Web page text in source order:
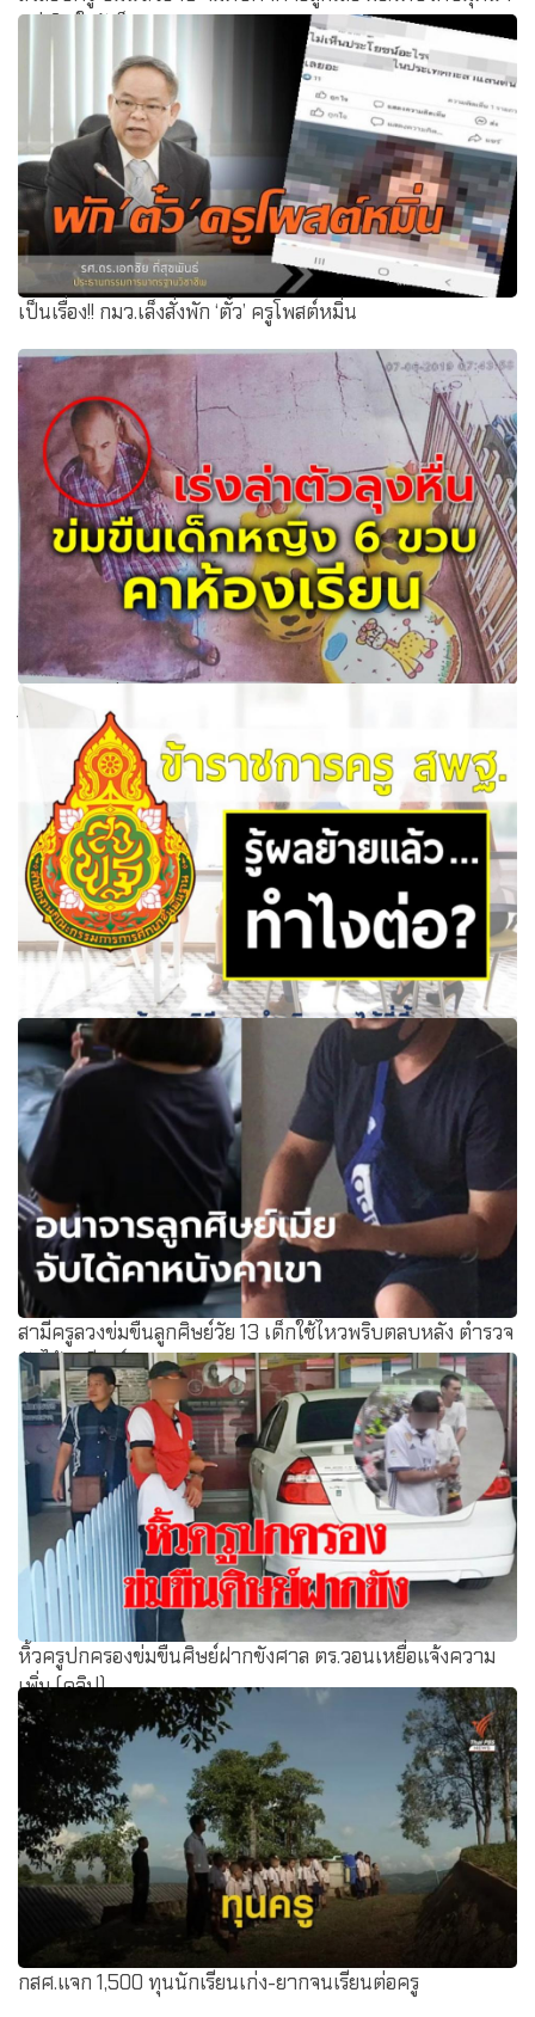
แม่เปิดใจยังช็อก
เป็นเรื่อง!! กมว.เล็งสั่งพัก ‘ตั๋ว’ ครูโพสต์หมิ่น
เผยโฉม ลุงหื่นข่มขืนเด็ก พบเคยติดคุกคดีพรากผู้เยาว์ - รร.
ไม่มีรั้ว ไร้ปลอดภัย
รู้ผลการย้ายครูแล้ว คุณครูต้องเตรียมตัวอย่างไร ?
สามีครูลวงข่มขืนลูกศิษย์วัย 13 เด็กใช้ไหวพริบตลบหลัง ตำรวจ
จับได้คารีสอร์ท
หิ้วครูปกครองข่มขืนศิษย์ฝากขังศาล ตร.วอนเหยื่อแจ้งความ
เพิ่ม (คลิป)
กสศ.แจก 1,500 ทุนนักเรียนเก่ง-ยากจนเรียนต่อครู